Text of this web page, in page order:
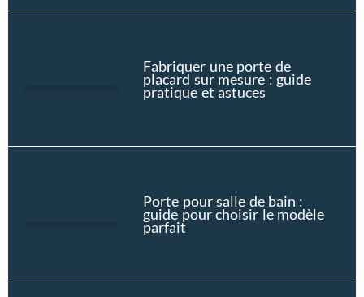
Fabriquer une porte de
placard sur mesure : guide
pratique et astuces
Porte pour salle de bain :
guide pour choisir le modèle
parfait